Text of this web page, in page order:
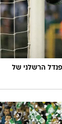
הרשלני של